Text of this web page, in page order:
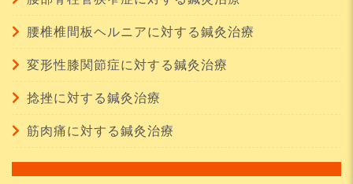
腰椎椎間板ヘルニアに対する鍼灸治療
変形性膝関節症に対する鍼灸治療
捻挫に対する鍼灸治療
筋肉痛に対する鍼灸治療